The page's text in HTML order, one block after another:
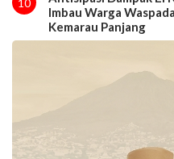
10
Imbau Warga
Kemarau Panjang